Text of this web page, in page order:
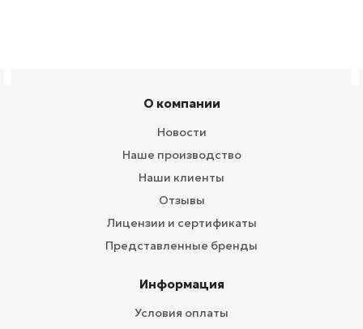
О компании
Новости
Наше производство
Наши клиенты
Отзывы
Лицензии и сертификаты
Представленные бренды
Информация
Условия оплаты